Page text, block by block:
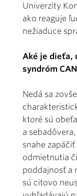
Univerzity
ako reaguje
nežiaduce
Aké je dieťa,
syndróm
Nedá sa
ktoré sú
a
snahe
odmietnutia
poddajnosť a
sú citovo